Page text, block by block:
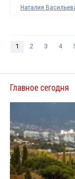
Наталия
1 2 3 4
Главное сегодня